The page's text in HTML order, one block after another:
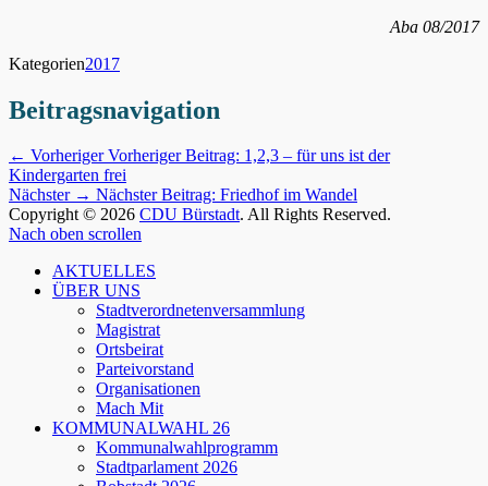
Aba 08/2017
Kategorien2017
Beitragsnavigation
← Vorheriger Vorheriger Beitrag: 1,2,3 – für uns ist der
Kindergarten frei
Nächster → Nächster Beitrag: Friedhof im Wandel
Copyright © 2026 CDU Bürstadt. All Rights Reserved.
Nach oben scrollen
AKTUELLES
ÜBER UNS
Stadtverordnetenversammlung
Magistrat
Ortsbeirat
Parteivorstand
Organisationen
Mach Mit
KOMMUNALWAHL 26
Kommunalwahlprogramm
Stadtparlament 2026